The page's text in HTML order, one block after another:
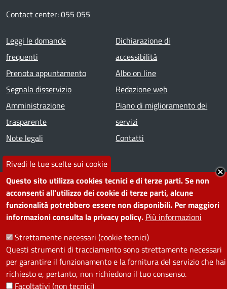
Rivedi le tue scelte sui cookie
Questo sito utilizza cookies tecnici e di terze parti. Se non
acconsenti all'utilizzo dei cookie di terze parti, alcune
funzionalità potrebbero essere non disponibili. Per maggiori
informazioni consulta la privacy policy. Più informazioni
Strettamente necessari (cookie tecnici)
Questi strumenti di tracciamento sono strettamente necessari
per garantire il funzionamento e la fornitura del servizio che hai
richiesto e, pertanto, non richiedono il tuo consenso.
Facoltativi (non tecnici)
Contact center: 055 055
Footer menu
Leggi le domande
frequenti
Prenota appuntamento
Segnala disservizio
Amministrazione
trasparente
Note legali
Dichiarazione di
accessibilità
Albo on line
Redazione web
Piano di miglioramento dei
servizi
Contatti
SEGUICI SU
Facebook
Instagram
YouTube
Telegram
WhatsApp
TwitterLinkedin
PRIVACY
Useful links section
La Privacy nel Comune
PRIVACY